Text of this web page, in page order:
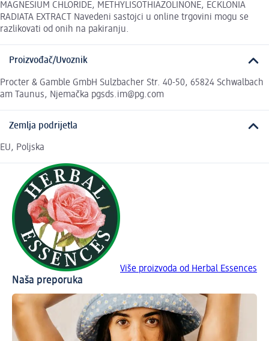
MAGNESIUM CHLORIDE, METHYLISOTHIAZOLINONE, ECKLONIA
RADIATA EXTRACT Navedeni sastojci u online trgovini mogu se
razlikovati od onih na pakiranju.
Proizvođač/Uvoznik
Procter & Gamble GmbH Sulzbacher Str. 40-50, 65824 Schwalbach
am Taunus, Njemačka pgsds.im@pg.com
Zemlja podrijetla
EU, Poljska
Više proizvoda od Herbal Essences
Naša preporuka